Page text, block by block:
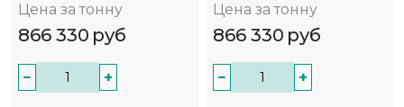
Цена за тонну
866 330 руб
− +
Цена за тонну
866 330 руб
− +